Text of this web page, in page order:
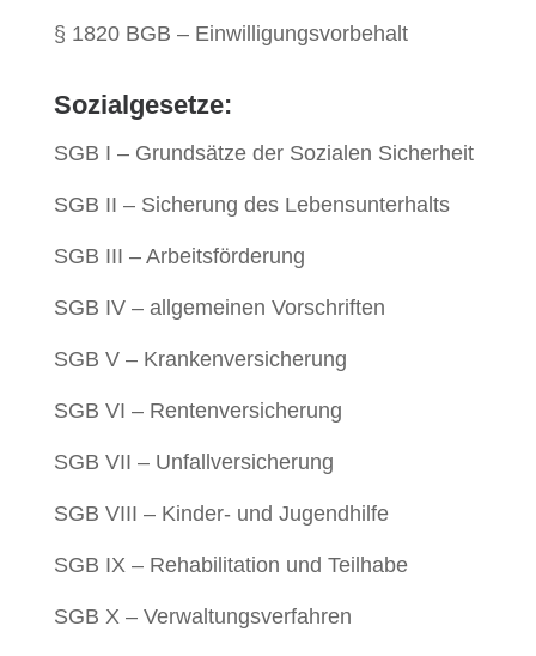
§ 1820 BGB – Einwilligungsvorbehalt
Sozialgesetze:
SGB I – Grundsätze der Sozialen Sicherheit
SGB II – Sicherung des Lebensunterhalts
SGB III – Arbeitsförderung
SGB IV – allgemeinen Vorschriften
SGB V – Krankenversicherung
SGB VI – Rentenversicherung
SGB VII – Unfallversicherung
SGB VIII – Kinder- und Jugendhilfe
SGB IX – Rehabilitation und Teilhabe
SGB X – Verwaltungsverfahren